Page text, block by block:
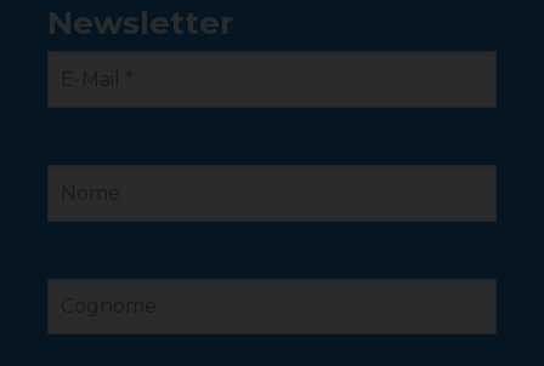
Newsletter